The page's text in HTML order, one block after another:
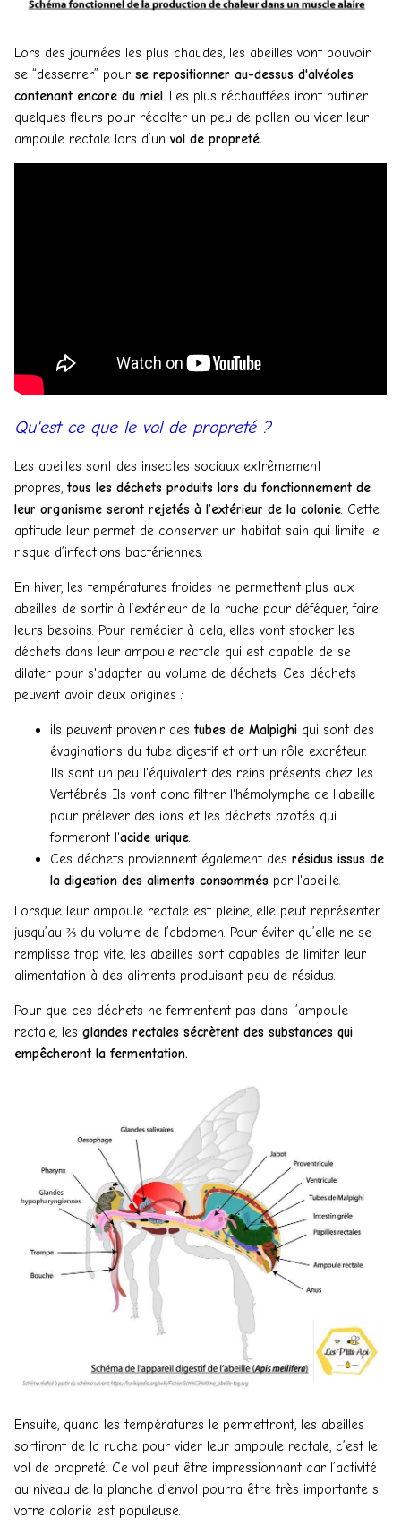
Lors des journées les plus chaudes, les abeilles vont pouvoir
se “desserrer” pour se repositionner au-dessus d'alvéoles
contenant encore du miel . Les plus réchauffées iront butiner
quelques fleurs pour récolter un peu de pollen ou vider leur
ampoule rectale lors d’un vol de propreté.
Qu'est ce que le vol de propreté ?
Les abeilles sont des insectes sociaux extrêmement
propres, tous les déchets produits lors du fonctionnement de
leur organisme seront rejetés à l’extérieur de la colonie. Cette
aptitude leur permet de conserver un habitat sain qui limite le
risque d’infections bactériennes.
En hiver, les températures froides ne permettent plus aux
abeilles de sortir à l’extérieur de la ruche pour déféquer, faire
leurs besoins. Pour remédier à cela, elles vont stocker les
déchets dans leur ampoule rectale qui est capable de se
dilater pour s'adapter au volume de déchets. Ces déchets
peuvent avoir deux origines :
ils peuvent provenir des tubes de Malpighi qui sont des
évaginations du tube digestif et ont un rôle excréteur.
Ils sont un peu l'équivalent des reins présents chez les
Vertébrés. Ils vont donc filtrer l'hémolymphe de l'abeille
pour prélever des ions et les déchets azotés qui
formeront l'acide urique.
Ces déchets proviennent également des résidus issus de
la digestion des aliments consommés par l'abeille.
Lorsque leur ampoule rectale est pleine, elle peut représenter
jusqu’au ⅔ du volume de l’abdomen. Pour éviter qu’elle ne se
remplisse trop vite, les abeilles sont capables de limiter leur
alimentation à des aliments produisant peu de résidus.
Pour que ces déchets ne fermentent pas dans l’ampoule
rectale, les glandes rectales sécrètent des substances qui
empêcheront la fermentation.
Ensuite, quand les températures le permettront, les abeilles
sortiront de la ruche pour vider leur ampoule rectale, c’est le
vol de propreté. Ce vol peut être impressionnant car l’activité
au niveau de la planche d’envol pourra être très importante si
votre colonie est populeuse.